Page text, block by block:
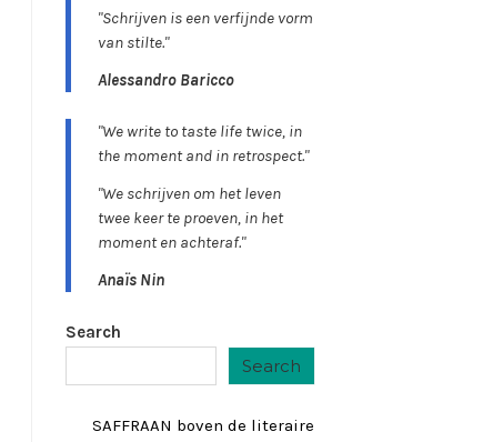
"Schrijven is een verfijnde vorm
van stilte."
Alessandro Baricco
"We write to taste life twice, in
the moment and in retrospect."
"We schrijven om het leven
twee keer te proeven, in het
moment en achteraf."
Anaïs Nin
Search
Search
SAFFRAAN boven de literaire